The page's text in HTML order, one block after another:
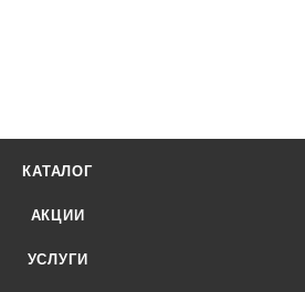
КАТАЛОГ
АКЦИИ
УСЛУГИ